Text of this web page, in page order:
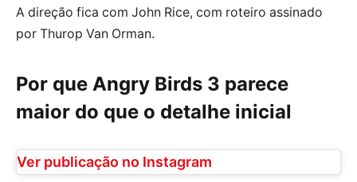
A direção fica com John Rice, com roteiro assinado
por Thurop Van Orman.
Por que Angry Birds 3 parece
maior do que o detalhe inicial
Ver publicação no Instagram